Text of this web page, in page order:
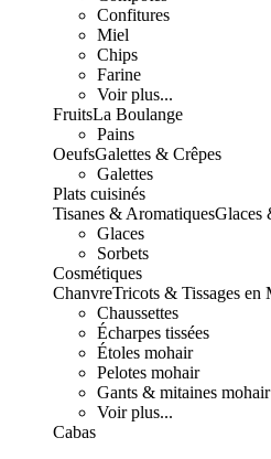
Confitures
Miel
Chips
Farine
Voir plus...
FruitsLa Boulange
Pains
OeufsGalettes & Crêpes
Galettes
Plats cuisinés
Tisanes & AromatiquesGlaces
Glaces
Sorbets
Cosmétiques
ChanvreTricots & Tissages en
Chaussettes
Écharpes tissées
Étoles mohair
Pelotes mohair
Gants & mitaines mohair
Voir plus...
Cabas